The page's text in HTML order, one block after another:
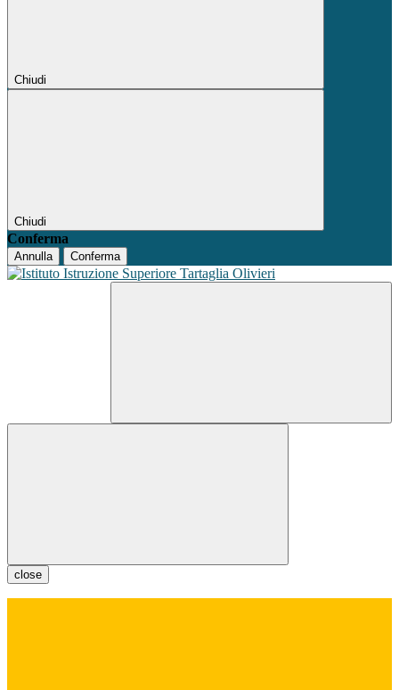
Chiudi
Chiudi
Conferma
Annulla Conferma
close